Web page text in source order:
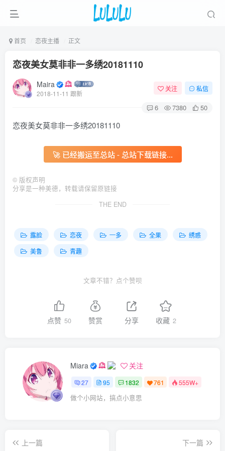
首页 恋夜主播 正文
恋夜美女莫非非一多绣20181110
Maira
2018-11-11 跟新
关注 私信
6 7380 50
恋夜美女莫非非一多绣20181110
🚀 已经搬运至总站 - 总站下载链接...
© 版权声明
分享是一种美德，转载请保留原链接
THE END
露脸 恋夜 一多 全果
绣惑
美鲁
青趣
文章不错？点个赞呗
点赞 50 赞赏 分享 收藏 2
Miara 关注
27 95 1832 761 555W+
做个小网站，搞点小意思
上一篇 下一篇